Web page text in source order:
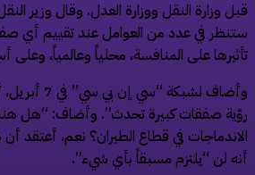
وزارة النقل ووزارة العدل. وقال وزير
في عدد من العوامل عند تقييم أي
على المنافسة، محلياً وعالمياً، وعلى
وأضاف لشبكة “سي
صفقات كبيرة تحدث”. وأضاف: “هل
في قطاع الطيران؟ نعم، أعتقد أن
لن “يلتزم مسبقاً بأي شيء”.